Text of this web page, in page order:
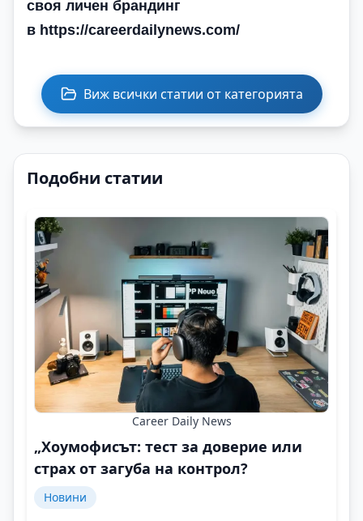
своя личен брандинг
в https://careerdailynews.com/
Виж всички статии от категорията
Подобни статии
Career Daily News
„Хоумофисът: тест за доверие или
страх от загуба на контрол?
Новини